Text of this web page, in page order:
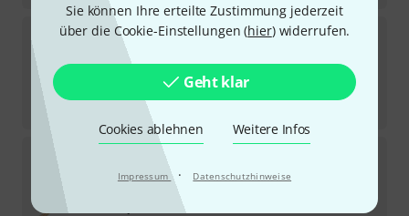
Sie können Ihre erteilte Zustimmung jederzeit
über die Cookie-Einstellungen (hier) widerrufen.
Geht klar
Cookies ablehnen Weitere Infos
Impressum · Datenschutzhinweise
Vater8A Hickory Sticks
Sofort lieferbar
UVP:
Mike Mangini Wicked Piston
29
Sofort lieferbar